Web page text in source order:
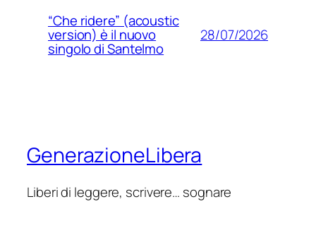
“Che ridere” (acoustic
version) è il nuovo
singolo di Santelmo
28/07/2026
GenerazioneLibera
Liberi di leggere, scrivere… sognare